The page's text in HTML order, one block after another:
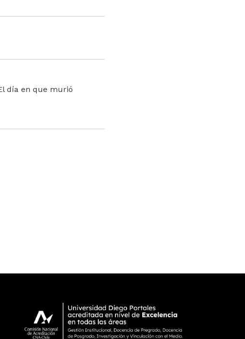
día en que murió